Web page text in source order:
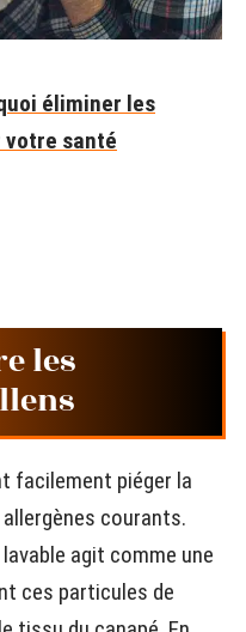
éliminer les
votre santé
les
facilement piéger la
courants.
lavable agit comme une
ces particules de